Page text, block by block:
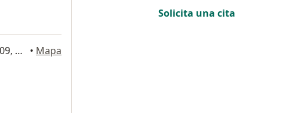
Av. Vicuña Mackenna 874, oficina 309, Quilpué, Quilpué • Mapa
Solicita una cita